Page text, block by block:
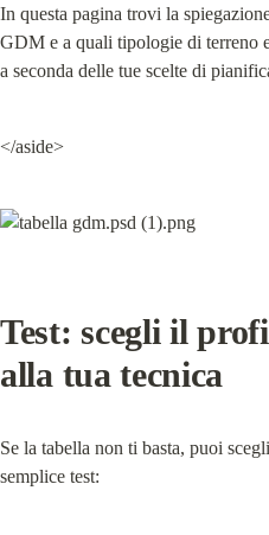
In questa pagina trovi la
GDM e a quali tipologie di terreno
a seconda delle tue scelte di
</aside>
Test: scegli il
alla tua tecnica
Se la tabella non ti basta, puoi
semplice test: